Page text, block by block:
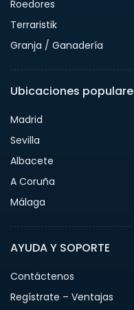
Roedores
Terraristik
Granja / Ganadería
Ubicaciones
Madrid
Sevilla
Albacete
A Coruña
Málaga
AYUDA Y SOPORTE
Contáctenos
Regístrate – Ventajas